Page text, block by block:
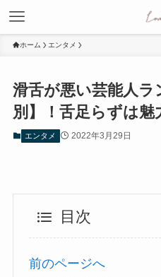
ホーム エンタメ
滑舌が悪い芸能人
別】！舌足らずは魅
エンタメ 2022年3月29日
目次
前のページへ